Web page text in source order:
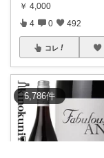
6,786件
￥ 4,000
4 0 492
コレ